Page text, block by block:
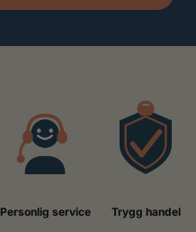
Personlig service Trygg handel